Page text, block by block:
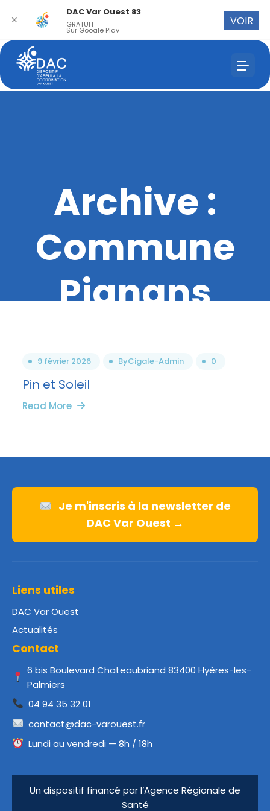
Archive :
Commune
Pignans
9 février 2026 ByCigale-Admin 0
Pin et Soleil
Read More
Je m'inscris à la newsletter de
DAC Var Ouest →
Liens utiles
DAC Var Ouest
Actualités
Contact
6 bis Boulevard Chateaubriand 83400 Hyères-les-
Palmiers
04 94 35 32 01
contact@dac-varouest.fr
Lundi au vendredi — 8h / 18h
Un dispositif financé par l’Agence Régionale de
Santé
✕
DAC Var Ouest 83
GRATUIT
Sur Google Play
VOIR